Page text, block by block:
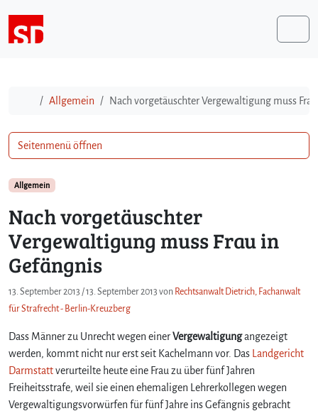
StartAllgemein Nach vorgetäuschter Vergewaltigung muss
Allgemein
Nach vorgetäuschter
Vergewaltigung muss Frau in
Gefängnis
13. September 2013 /13. September 2013 von Rechtsanwalt Dietrich, Fachanwalt
für Strafrecht - Berlin-Kreuzberg
Dass Männer zu Unrecht wegen einerVergewaltigungangezeigt
werden, kommt nicht nur erst seit Kachelmann vor. Das
Landgericht
Darmstattverurteilte heute eine Frau zu über fünf Jahren
Freiheitsstrafe, weil sie einen ehemaligen Lehrerkollegen wegen
Vergewaltigungsvorwürfen für fünf Jahre ins Gefängnis gebracht
Seitenmenü öffnen